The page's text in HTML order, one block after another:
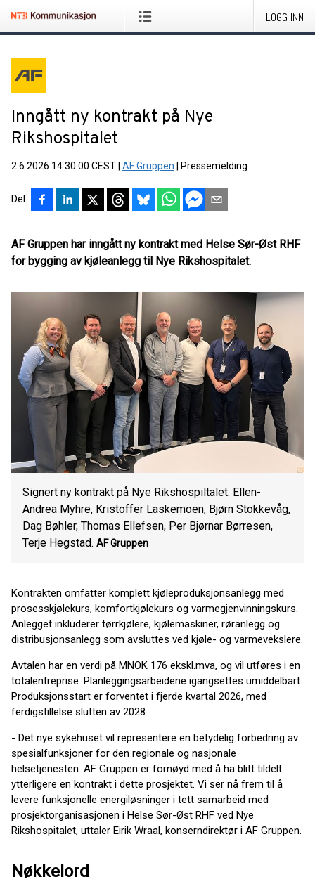
LOGG INN
Inngått ny kontrakt på Nye
Rikshospitalet
2.6.2026 14:30:00 CEST AF Gruppen Pressemelding
Del
AF Gruppen har inngått ny kontrakt med Helse Sør-Øst RHF
for bygging av kjøleanlegg til Nye Rikshospitalet.
Signert ny kontrakt på Nye Rikshospiltalet: Ellen-
Andrea Myhre, Kristoffer Laskemoen, Bjørn Stokkevåg,
Dag Bøhler, Thomas Ellefsen, Per Bjørnar Børresen,
Terje Hegstad. AF Gruppen
Kontrakten omfatter komplett kjøleproduksjonsanlegg med
prosesskjølekurs, komfortkjølekurs og varmegjenvinningskurs.
Anlegget inkluderer tørrkjølere, kjølemaskiner, røranlegg og
distribusjonsanlegg som avsluttes ved kjøle- og varmevekslere.
Avtalen har en verdi på MNOK 176 ekskl.mva, og vil utføres i en
totalentreprise. Planleggingsarbeidene igangsettes umiddelbart.
Produksjonsstart er forventet i fjerde kvartal 2026, med
ferdigstillelse slutten av 2028.
- Det nye sykehuset vil representere en betydelig forbedring av
spesialfunksjoner for den regionale og nasjonale
helsetjenesten. AF Gruppen er fornøyd med å ha blitt tildelt
ytterligere en kontrakt i dette prosjektet. Vi ser nå frem til å
levere funksjonelle energiløsninger i tett samarbeid med
prosjektorganisasjonen i Helse Sør-Øst RHF ved Nye
Rikshospitalet, uttaler Eirik Wraal, konserndirektør i AF Gruppen.
Nøkkelord